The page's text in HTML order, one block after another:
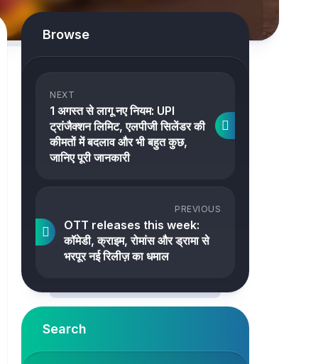
Browse
NEXT
1 अगस्त से लागू नए नियम: UPI
ट्रांजैक्शन लिमिट, एलपीजी सिलेंडर की
कीमतों में बदलाव और भी बहुत कुछ,
जानिए पूरी जानकारी
PREVIOUS
OTT releases this week:
कॉमेडी, क्राइम, रोमांस और ड्रामा से
भरपूर नई रिलीज़ का धमाल
Search